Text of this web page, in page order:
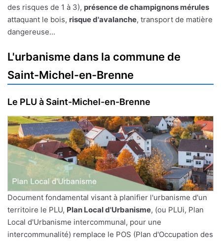
des risques de 1 à 3), présence de champignons mérules
attaquant le bois, risque d'avalanche, transport de matière
dangereuse...
L'urbanisme dans la commune de
Saint-Michel-en-Brenne
Le PLU à Saint-Michel-en-Brenne
Document fondamental visant à planifier l'urbanisme d'un
territoire le PLU, Plan Local d'Urbanisme, (ou PLUi, Plan
Local d'Urbanisme intercommunal, pour une
intercommunalité) remplace le POS (Plan d'Occupation des